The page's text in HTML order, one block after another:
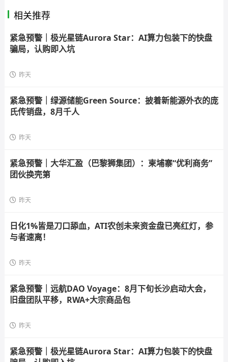
相关推荐
紧急预警｜极光星链Aurora Star：AI算力包装下的快盘
骗局，认购即入坑
昨天
紧急预警｜绿源储能Green Source：披着新能源外衣的庞
氏传销盘，8月千人
昨天
紧急预警｜大华汇盈（巴黎狮集团）：柬埔寨“优利商务”
团伙换壳第
昨天
日化1%皆是刀口舔血，ATI农创未来资金盘已亮红灯，参
与者速离！
昨天
紧急预警｜远航DAO Voyage：8月下旬长沙启动大会，
旧盘团队平移，RWA+大宗商品包
昨天
紧急预警｜极光星链Aurora Star：AI算力包装下的快盘